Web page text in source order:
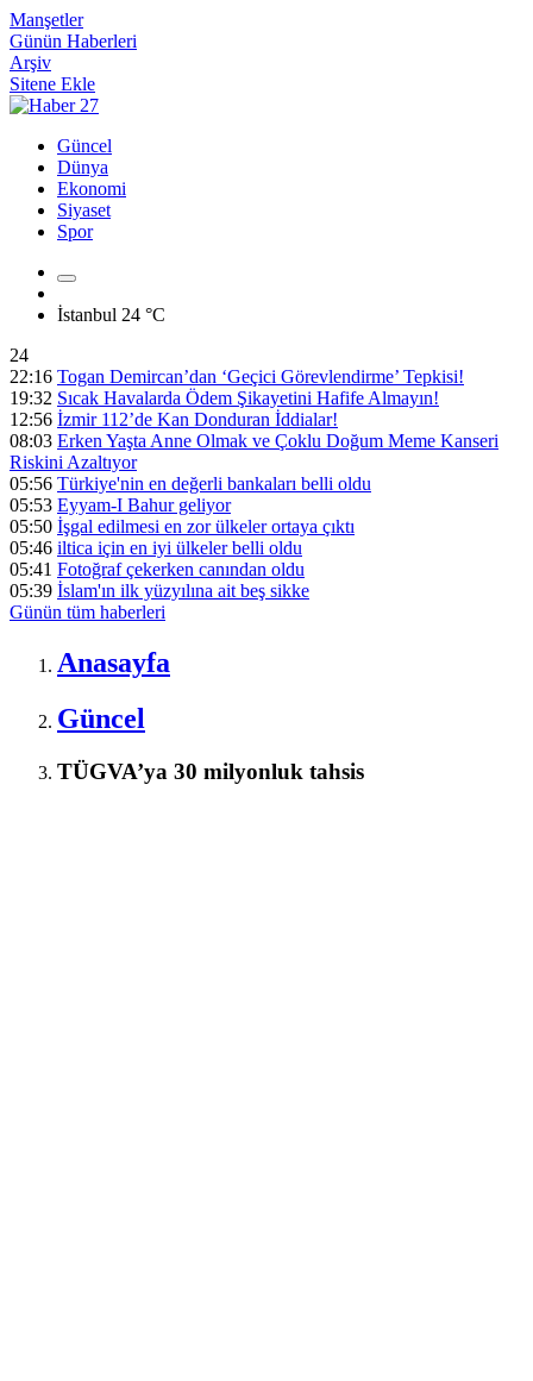
Manşetler
Günün Haberleri
Arşiv
Sitene Ekle
Güncel
Dünya
Ekonomi
Siyaset
Spor
İstanbul 24 °C
24
22:16 Togan Demircan’dan ‘Geçici Görevlendirme’ Tepkisi!
19:32 Sıcak Havalarda Ödem Şikayetini Hafife Almayın!
12:56 İzmir 112’de Kan Donduran İddialar!
08:03 Erken Yaşta Anne Olmak ve Çoklu Doğum Meme Kanseri
Riskini Azaltıyor
05:56 Türkiye'nin en değerli bankaları belli oldu
05:53 Eyyam-I Bahur geliyor
05:50 İşgal edilmesi en zor ülkeler ortaya çıktı
05:46 iltica için en iyi ülkeler belli oldu
05:41 Fotoğraf çekerken canından oldu
05:39 İslam'ın ilk yüzyılına ait beş sikke
Günün tüm haberleri
Anasayfa
Güncel
TÜGVA’ya 30 milyonluk tahsis